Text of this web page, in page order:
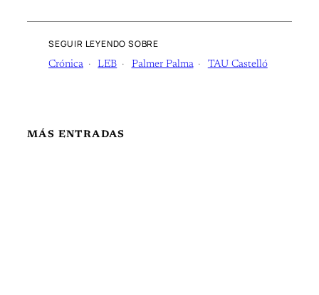
SEGUIR LEYENDO SOBRE
Crónica LEB Palmer Palma TAU Castelló
MÁS ENTRADAS